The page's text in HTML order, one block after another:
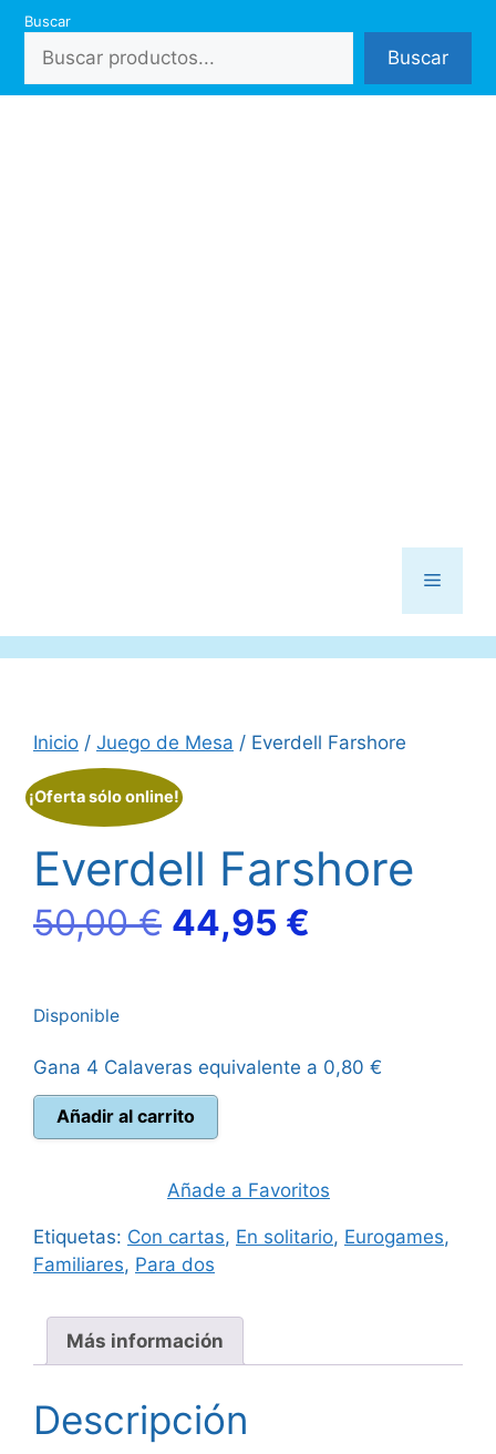
Saltar
contenido
Buscar
Buscar
Menú
Inicio / Juego de Mesa / Everdell Farshore
¡Oferta sólo online!
Everdell Farshore
50,00€ El
era:
50,00 €.
44,95 €
es:
Disponible
Gana 4 Calaveras equivalente a 0,80 €
Everdell
Farshore
Añadir al carrito
Añade a Favoritos
Etiquetas: Con cartas, En solitario, Eurogames,
Familiares, Para dos
Más información
Descripción